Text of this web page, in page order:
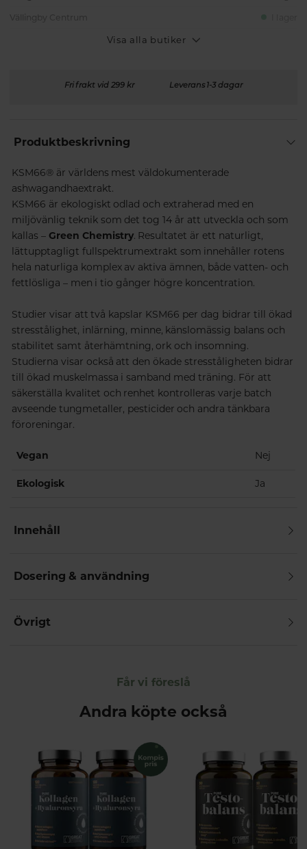
Visa alla butiker
Fri frakt vid 299 kr Leverans 1-3 dagar
Produktbeskrivning
KSM66® är världens mest väldokumenterade
ashwagandhaextrakt.
KSM66 är ekologiskt odlad och extraherad med en
miljövänlig teknik som det tog 14 år att utveckla och som
kallas –Green Chemistry. Resultatet är ett naturligt,
lättupptagligt fullspektrumextrakt som innehåller rotens
hela naturliga komplex av aktiva ämnen, både vatten- och
fettlösliga – men i tio gånger högre koncentration.
Studier visar att två kapslar KSM66 per dag bidrar till ökad
stresstålighet, inlärning, minne, känslomässig balans och
stabilitet samt återhämtning, ork och insomning.
Studierna visar också att den ökade stresståligheten bidrar
till ökad muskelmassa i samband med träning. För att
säkerställa kvalitet och renhet kontrolleras varje batch
avseende tungmetaller, pesticider och andra tänkbara
föroreningar.
Vegan Nej
Ekologisk Ja
Innehåll
Dosering & användning
Övrigt
Får vi föreslå
Andra köpte också